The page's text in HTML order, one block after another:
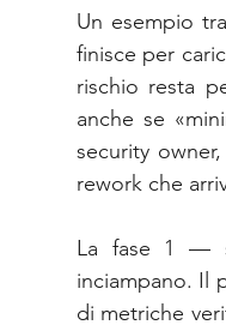
Un esempio
finisce per
rischio resta
anche se
security
rework che
La fase 1 —
inciampano. Il
di metriche